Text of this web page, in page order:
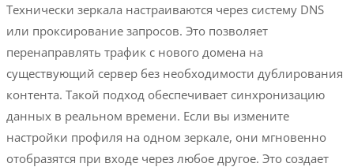
Технически зеркала настраиваются через систему DNS
или проксирование запросов. Это позволяет
перенаправлять трафик с нового домена на
существующий сервер без необходимости дублирования
контента. Такой подход обеспечивает синхронизацию
данных в реальном времени. Если вы измените
настройки профиля на одном зеркале, они мгновенно
отобразятся при входе через любое другое. Это создает